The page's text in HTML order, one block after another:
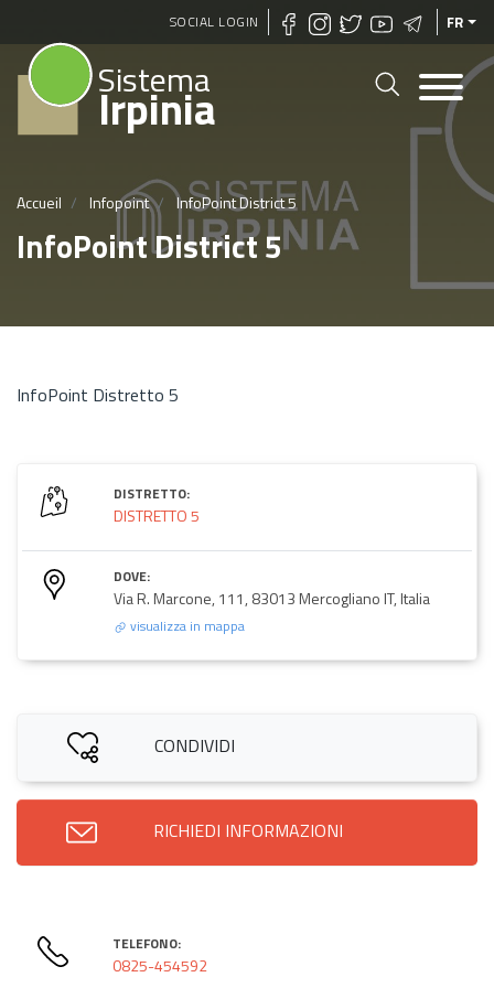
Aller
au
SOCIAL LOGIN FR
Sistema
Irpinia
Accueil Infopoint InfoPoint District 5
InfoPoint District 5
InfoPoint Distretto 5
DISTRETTO:
DISTRETTO 5
DOVE:
Via R. Marcone, 111, 83013 Mercogliano IT, Italia
visualizza in mappa
CONDIVIDI
RICHIEDI INFORMAZIONI
TELEFONO:
0825-454592